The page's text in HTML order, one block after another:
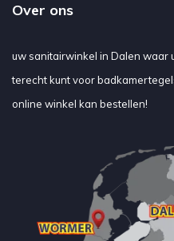
Over ons
uw sanitairwinkel in Dalen waar
terecht kunt voor
online winkel kan bestellen!